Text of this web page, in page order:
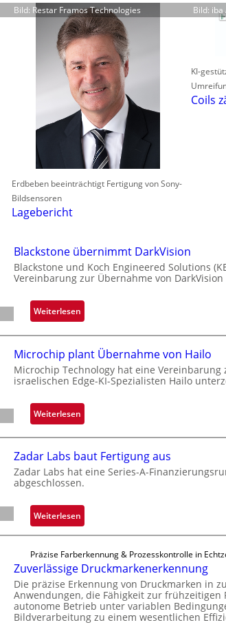
Bild: Restar Framos Technologies
Erdbeben beeinträchtigt Fertigung von Sony-
Bildsensoren
Lagebericht
Bild: iba
KI-
Coils
Blackstone übernimmt DarkVision
Blackstone und Koch Engineered Solutions
Vereinbarung zur Übernahme von
Weiterlesen:
B
l
a
c
k
t
o
n
e
ü
b
r
n
m
m
t
D
a
Microchip plant Übernahme von Hailo
Microchip Technology hat eine Vereinbarung
israelischen Edge-KI-Spezialisten Hailo
Weiterlesen:
M
i
c
r
o
h
i
p
l
a
n
t
Zadar Labs baut Fertigung aus
Zadar Labs hat eine Series-A-
abgeschlossen.
Weiterlesen:
Z
d
a
r
L
a
Präzise Farberkennung & Prozesskontrolle in
Zuverlässige Druckmarkenerkennung
Die präzise Erkennung von Druckmarken in
Anwendungen, die Fähigkeit zur
autonome Betrieb unter variablen
Bildverarbeitung zu einem wesentlichen